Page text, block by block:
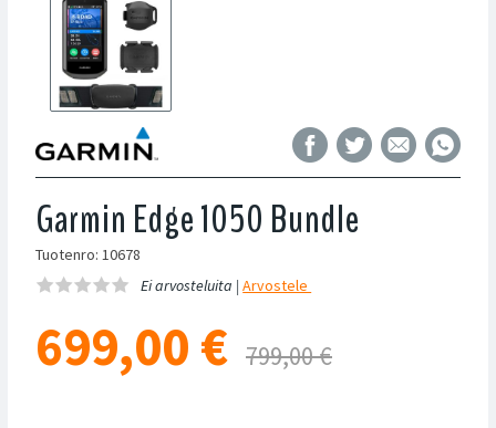
Garmin Edge 1050 Bundle
Tuotenro: 10678
Ei arvosteluita |Arvostele
699,00 € 799,00 €